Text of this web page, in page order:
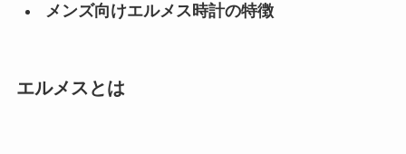
メンズ向けエルメス時計の特徴
エルメスとは